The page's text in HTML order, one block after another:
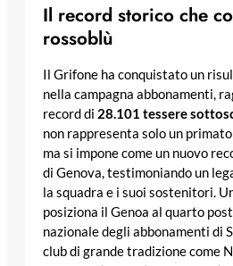
Il record storico che
rossoblù
Il Grifone ha conquistato un
nella campagna abbonamenti,
record di 28.101 tessere
non rappresenta solo un
ma si impone come un nuovo
di Genova, testimoniando un
la squadra e i suoi sostenitori.
posiziona il Genoa al quarto
nazionale degli abbonamenti di
club di grande tradizione come